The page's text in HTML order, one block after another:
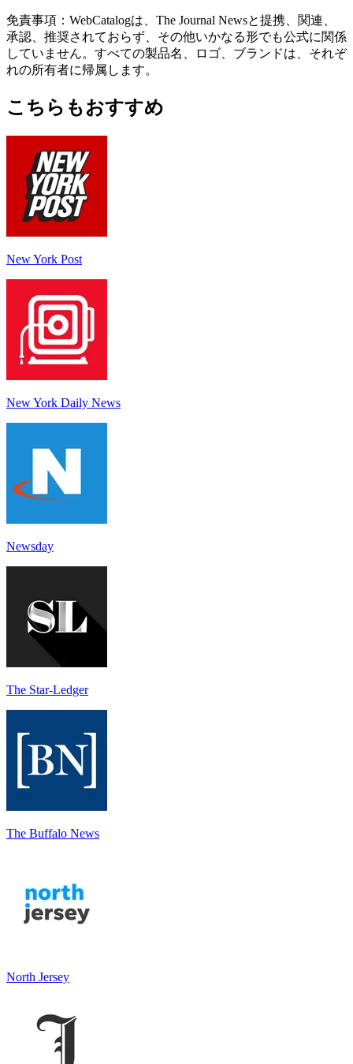
免責事項：WebCatalogは、The Journal Newsと提携、関連、
承認、推奨されておらず、その他いかなる形でも公式に関係
していません。すべての製品名、ロゴ、ブランドは、それぞ
れの所有者に帰属します。
こちらもおすすめ
New York Post
New York Daily News
Newsday
The Star-Ledger
The Buffalo News
North Jersey